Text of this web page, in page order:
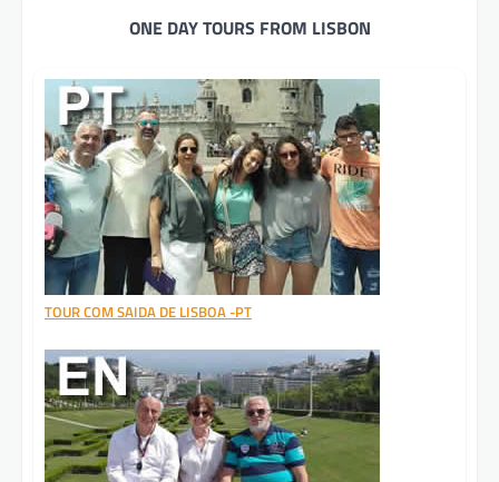
ONE DAY TOURS FROM LISBON
TOUR COM SAIDA DE LISBOA -PT